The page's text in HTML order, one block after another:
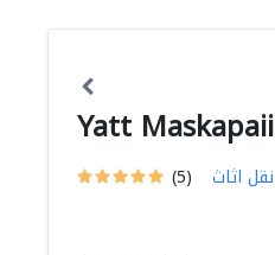
Yatt Maskapaii
(5) نقل اثاث